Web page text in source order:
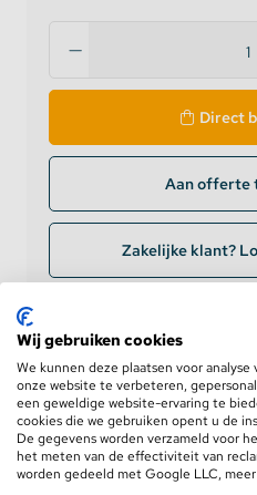
Direct
Aan offerte
Zakelijke klant?
GRATIS verzending
Retourneren binnen
5 jaargarantie
Wij gebruiken cookies
We kunnen deze plaatsen voor
onze website te verbeteren,
een geweldige website-ervaring te
cookies die we gebruiken opent u de
De gegevens worden verzameld voor
het meten van de effectiviteit van
worden gedeeld met Google LLC,